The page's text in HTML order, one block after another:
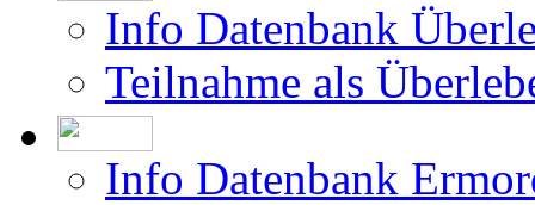
Info Datenbank
Teilnahme als
Info Datenbank